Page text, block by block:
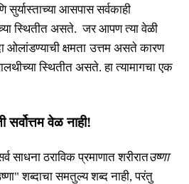
सुर्यास्ताच्या आसपास सर्वकाही
स्थितीत असते. जर आपण त्या वेळी
ओलांडण्याची क्षमता उत्तम असतेकारण
थीच्या स्थितीत असते.हा त्यामागचाएक
सर्वोत्तम वेळ नाही!
साधनाठराविकप्रमाणातशरीरातउष्णा
शब्दाचा समतुल्य शब्द नाही, परंतु